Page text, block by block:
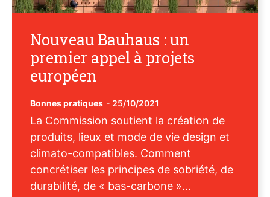
Nouveau Bauhaus : un
premier appel à projets
européen
Bonnes pratiques - 25/10/2021
La Commission soutient la création de
produits, lieux et mode de vie design et
climato-compatibles. Comment
concrétiser les principes de sobriété, de
durabilité, de « bas-carbone »...